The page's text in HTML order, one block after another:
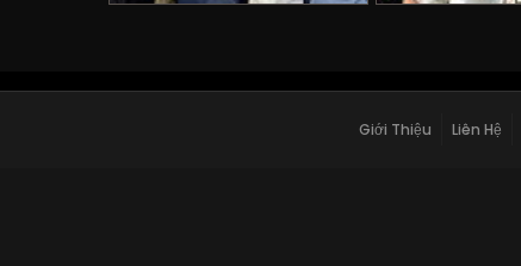
Giới Thiệu Liên Hệ